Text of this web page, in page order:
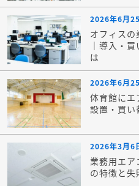
2026年6月
オフィスの
｜導入・
は
2026年6月
体育館にエ
設置・買い
2026年3月6
業務用エ
の特徴と